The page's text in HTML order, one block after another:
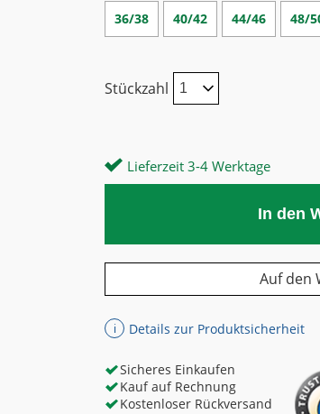
36/38 40/42 44/46 48/
Stückzahl
Lieferzeit 3-4 Werktage
In den
Auf den
ℹ Details zur Produktsicherheit
Sicheres Einkaufen
Kauf auf Rechnung
Kostenloser Rückversand